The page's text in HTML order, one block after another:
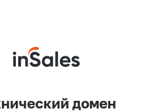
домен